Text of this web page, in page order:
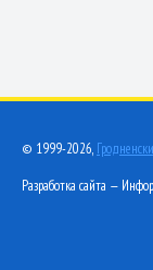
© 1999-2026,
Разработка сайта —